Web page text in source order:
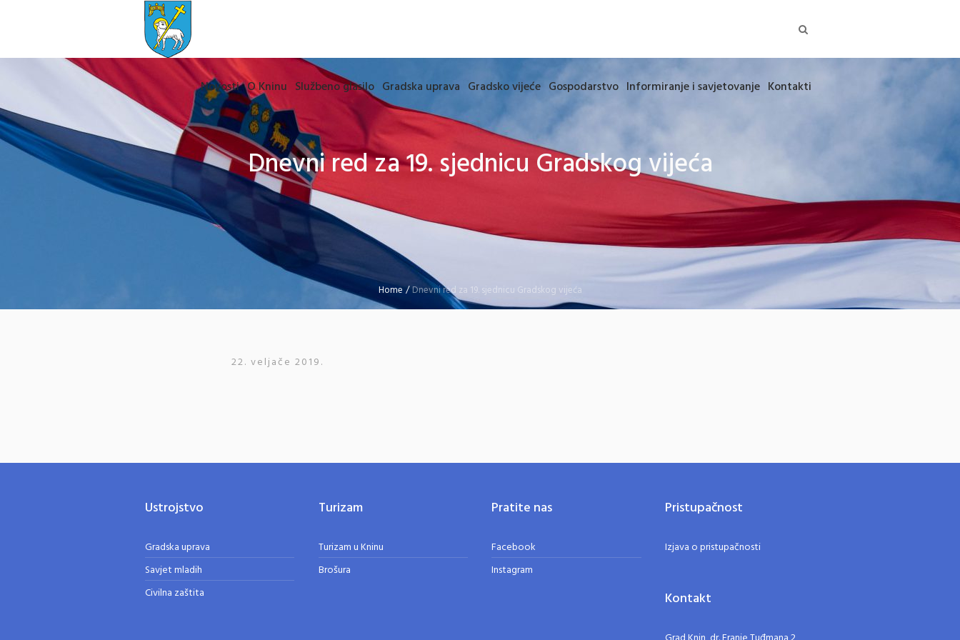
Novosti O Kninu Službeno glasilo Gradska uprava Gradsko vijeće Gospodarstvo Informiranje i savjetovanje Kontakti
Dnevni red za 19. sjednicu Gradskog vijeća
Home /Dnevni red za 19. sjednicu Gradskog vijeća
22. veljače 2019.
Ustrojstvo
Gradska uprava
Savjet mladih
Civilna zaštita
Turizam
Turizam u Kninu
Brošura
Pratite nas
Facebook
Instagram
Pristupačnost
Izjava o pristupačnosti
Kontakt